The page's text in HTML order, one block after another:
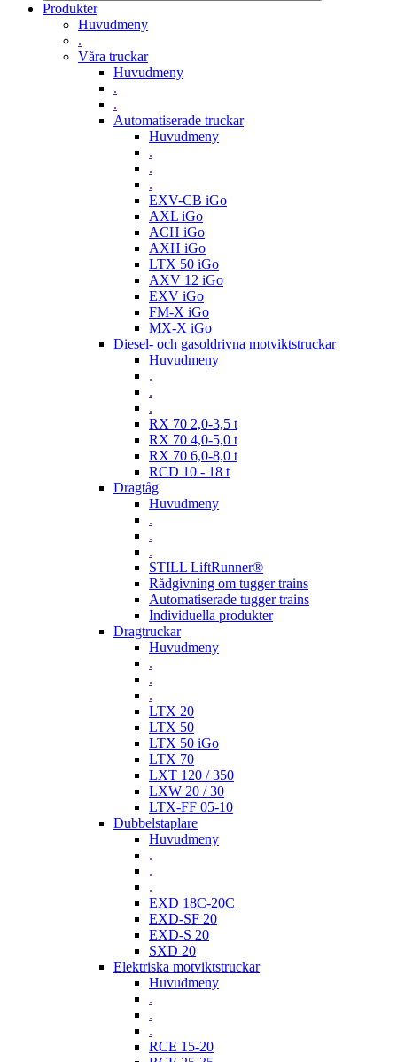
Produkter
Huvudmeny
.
Våra truckar
Huvudmeny
.
.
Automatiserade truckar
Huvudmeny
.
.
.
EXV-CB iGo
AXL iGo
ACH iGo
AXH iGo
LTX 50 iGo
AXV 12 iGo
EXV iGo
FM-X iGo
MX-X iGo
Diesel- och gasoldrivna motviktstruckar
Huvudmeny
.
.
.
RX 70 2,0-3,5 t
RX 70 4,0-5,0 t
RX 70 6,0-8,0 t
RCD 10 - 18 t
Dragtåg
Huvudmeny
.
.
.
STILL LiftRunner®
Rådgivning om tugger trains
Automatiserade tugger trains
Individuella produkter
Dragtruckar
Huvudmeny
.
.
.
LTX 20
LTX 50
LTX 50 iGo
LTX 70
LXT 120 / 350
LXW 20 / 30
LTX-FF 05-10
Dubbelstaplare
Huvudmeny
.
.
.
EXD 18C-20C
EXD-SF 20
EXD-S 20
SXD 20
Elektriska motviktstruckar
Huvudmeny
.
.
.
RCE 15-20